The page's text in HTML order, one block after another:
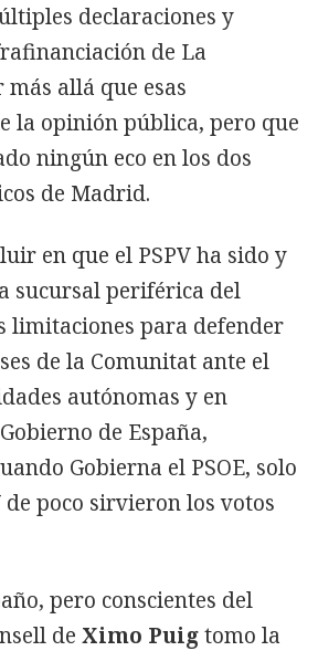
declaraciones y
de La
allá que esas
la opinión pública, pero que
ningún eco en los dos
de Madrid.
en que el PSPV ha sido y
sucursal periférica del
limitaciones para defender
de la Comunitat ante el
autónomas y en
de España,
Gobierna el PSOE, solo
de poco sirvieron los votos
pero conscientes del
de Ximo Puigtomo la